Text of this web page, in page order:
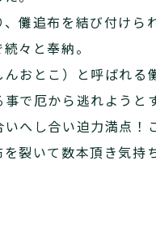
儺追布を結び付けら
々と奉納。
おとこ）と呼ばれる
で厄から逃れようと
へし合い迫力満点！
裂いて数本頂き気持